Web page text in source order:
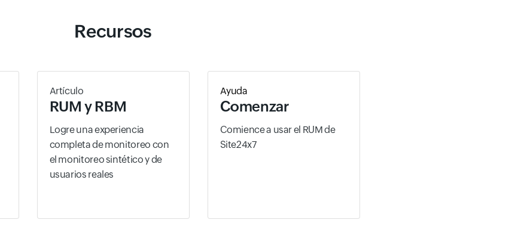
Recursos
Artículo
RUM y RBM
Logre una experiencia
completa de monitoreo con
el monitoreo sintético y de
usuarios reales
Ayuda
Comenzar
Comience a usar el RUM de
Site24x7